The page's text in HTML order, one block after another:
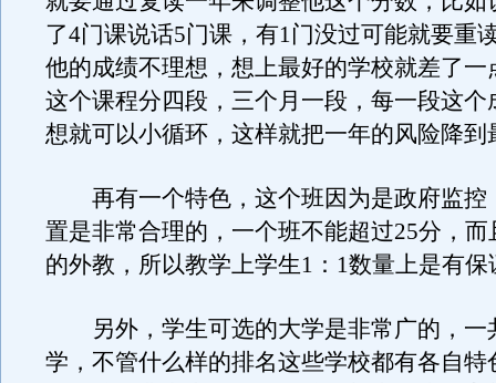
了4门课说话5门课，有1门没过可能就要重
他的成绩不理想，想上最好的学校就差了一
这个课程分四段，三个月一段，每一段这个
想就可以小循环，这样就把一年的风险降到
再有一个特色，这个班因为是政府监控
置是非常合理的，一个班不能超过25分，
的外教，所以教学上学生1：1数量上是有保
另外，学生可选的大学是非常广的，一
学，不管什么样的排名这些学校都有各自特